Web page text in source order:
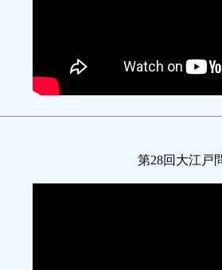
第28回大江戸